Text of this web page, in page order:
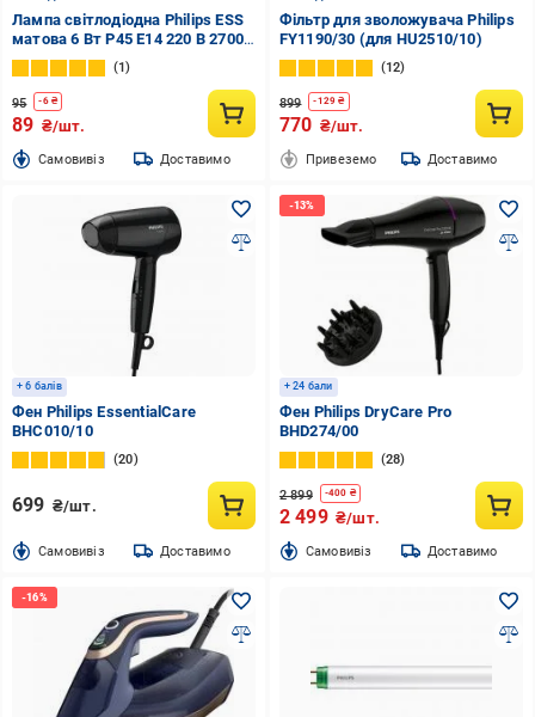
Лампа світлодіодна Philips ESS
матова 6 Вт P45 E14 220 В 2700
К 929001886807
1
95 -6₴
89 ₴/шт.
Cамовивіз Доставимо
Фільтр для зволожувача Philips
FY1190/30 (для HU2510/10)
12
899 -129 ₴
770 ₴/шт.
Привеземо Доставимо
+ 6 балів
Фен Philips EssentialCare
BHC010/10
20
699 ₴/шт.
Cамовивіз Доставимо
+ 24 бали
Фен Philips DryCare Pro
BHD274/00
28
2 899 -400 ₴
2 499 ₴/шт.
Cамовивіз Доставимо